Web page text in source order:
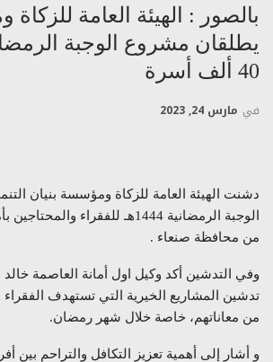
بالصور : الهيئة العامة
يطلقان مشروع الوجبة
40 ألف أسرة
في مارس 24, 2023
دشنت الهيئة العامة للزكاة ومؤسسة بنيان
الوجبة الرمضانية 1444هـ للفقراء
من محافظة صنعاء .
وفي التدشين أكد وكيل اول أمانة العاصمة خالد
تدشين المشاريع الخيرية التي تستهدف
من معاناتهم، خاصة خلال شهر رمضان.
و أشار إلى أهمية تعزيز التكافل والتراحم بين